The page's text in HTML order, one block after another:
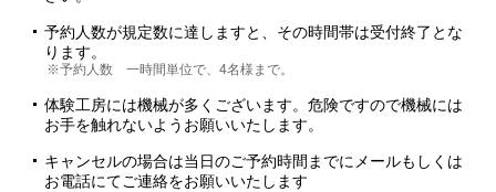
予約人数が規定数に達しますと、その時間帯は受付終了とな
ります。
※予約人数 一時間単位で、4名様まで。
体験工房には機械が多くございます。危険ですので機械には
お手を触れないようお願いいたします。
キャンセルの場合は当日のご予約時間までにメールもしくは
お電話にてご連絡をお願いいたします